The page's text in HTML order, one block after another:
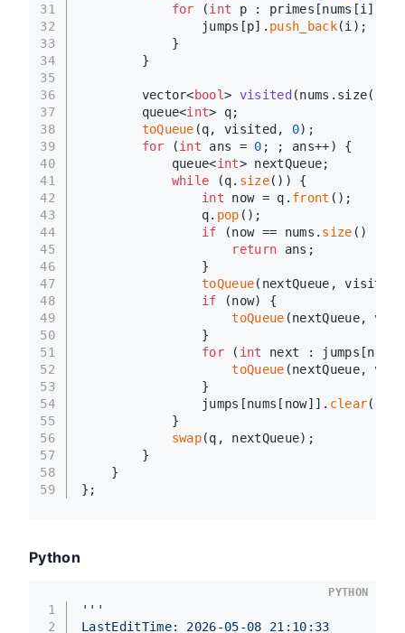
31
32
33
34
35
36
37
38
39
40
41
42
43
44
45
46
47
48
49
50
51
52
53
54
55
56
57
58
59
for (int p : primes[nums[i]]) {
                jumps[p].
push_back(i);
            }
        }
vector<bool> visited (nums.size())
        queue<
int> q;
toQueue (q, visited, 0);
for (int ans = 0 ; ; ans++) {
            queue<
int> nextQueue;
while (q. size()) {
int now = q. front ();
                q.
pop ();
if (now == nums. size () -
return ans;
                }
toQueue(nextQueue,
if (now) {
toQueue (nextQueue,
                }
for ( int
next :
toQueue (nextQueue,
                }
                jumps[nums[now]].
clear();
            }
swap(q, nextQueue);
        }
    }
};
Python
1
2
'''
LastEditTime: 2026-05-08 21:10:33
PYTHON